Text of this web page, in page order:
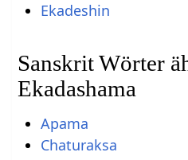
Ekadeshin
Sanskrit Wörter
Ekadashama
Apama
Chaturaksa